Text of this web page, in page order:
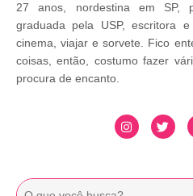
27 anos, nordestina em SP,
graduada pela USP, escritora
cinema, viajar e sorvete. Fico
coisas, então, costumo fazer
procura de encanto.